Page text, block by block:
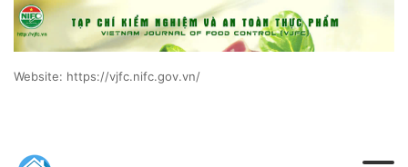
Website: https://vjfc.nifc.gov.vn/